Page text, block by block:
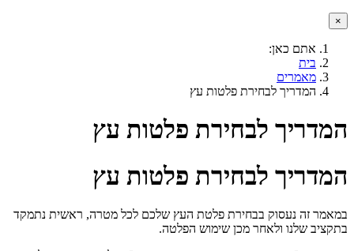
×
אתם כאן:
בית
מאמרים
המדריך לבחירת פלטות עץ
המדריך לבחירת פלטות עץ
המדריך לבחירת פלטות עץ
במאמר זה נעסוק בבחירת פלטת העץ שלכם לכל מטרה, ראשית נתמקד
בתקציב שלנו ולאחר מכן שימוש הפלטה.